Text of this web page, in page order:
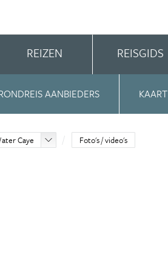
REIZEN REISGIDS
AANBIEDERS KAART
Caye Foto's / video's